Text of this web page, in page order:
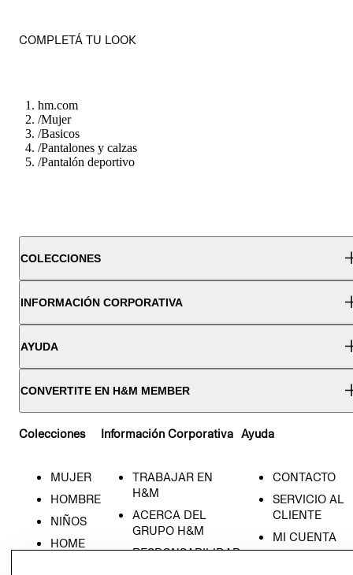
COMPLETÁ TU LOOK
hm.com
/Mujer
/Basicos
/Pantalones y calzas
/Pantalón deportivo
COLECCIONES
INFORMACIÓN CORPORATIVA
AYUDA
CONVERTITE EN H&M MEMBER
Colecciones
MUJER
HOMBRE
NIÑOS
HOME
Información Corporativa
TRABAJAR EN
H&M
ACERCA DEL
GRUPO H&M
RESPONSABILIDAD
Ayuda
CONTACTO
SERVICIO AL
CLIENTE
MI CUENTA